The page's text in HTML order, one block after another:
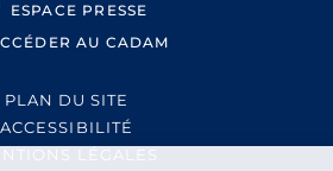
ESPACE PRESSE
AU CADAM
PLAN DU SITE
ACCESSIBILITÉ
LÉGALES